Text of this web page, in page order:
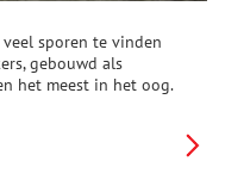
sporen te vinden
gebouwd als
het meest in het oog.
bunkers en